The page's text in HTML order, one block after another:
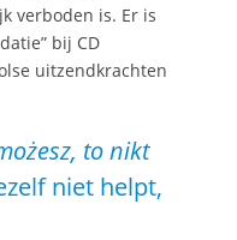
verboden is. Er is
bij CD
uitzendkrachten
to nikt
niet helpt,